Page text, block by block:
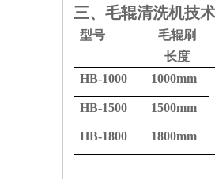
三、毛辊清洗机技
型号
毛辊刷
长度
HB-1000
1000mm
HB-1500 1500mm
HB-1800 1800mm